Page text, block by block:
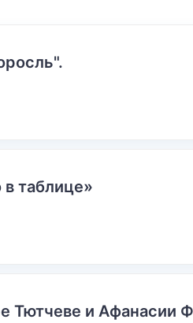
таблице»
Тютчеве и Афанасии